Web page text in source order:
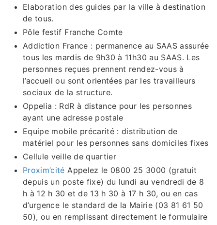
Elaboration des guides par la ville à destination
de tous.
Pôle festif Franche Comte
Addiction France : permanence au SAAS assurée
tous les mardis de 9h30 à 11h30 au SAAS. Les
personnes reçues prennent rendez-vous à
l’accueil ou sont orientées par les travailleurs
sociaux de la structure.
Oppelia : RdR à distance pour les personnes
ayant une adresse postale
Equipe mobile précarité : distribution de
matériel pour les personnes sans domiciles fixes
Cellule veille de quartier
Proxim’cité Appelez le 0800 25 3000 (gratuit
depuis un poste fixe) du lundi au vendredi de 8
h à 12 h 30 et de 13 h 30 à 17 h 30, ou en cas
d’urgence le standard de la Mairie (03 81 61 50
50), ou en remplissant directement le formulaire